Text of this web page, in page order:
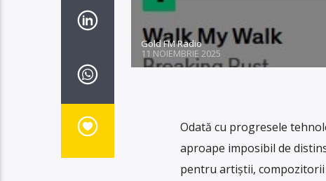
Gold FM Radio
11 NOIEMBRIE 2025
Odată cu progresele
aproape imposibil de
pentru artiștii, compozitorii